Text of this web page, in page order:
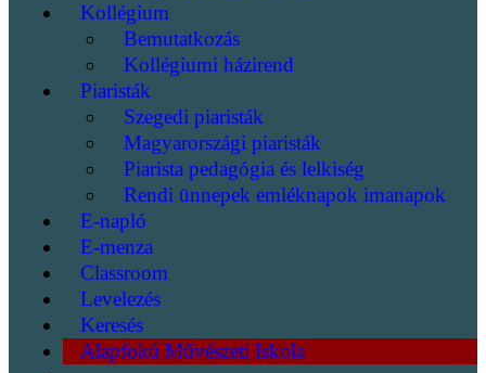
Kollégium
Bemutatkozás
Kollégiumi házirend
Piaristák
Szegedi piaristák
Magyarországi piaristák
Piarista pedagógia és lelkiség
Rendi ünnepek emléknapok imanapok
E-napló
E-menza
Classroom
Levelezés
Keresés
Alapfokú Művészeti Iskola